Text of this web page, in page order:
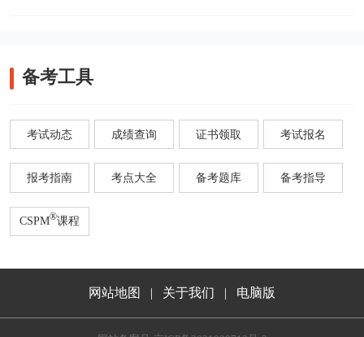
备考工具
考试动态 成绩查询 证书领取 考试报名
报考指南 考点大全 备考题库 备考指导
CSPM®课程
网站地图 | 关于我们 | 电脑版